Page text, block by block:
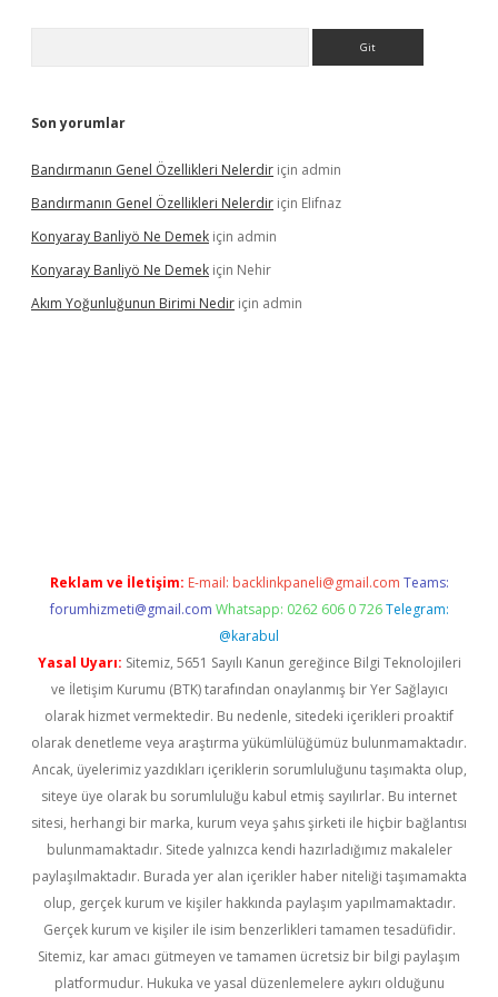
Son yorumlar
Bandırmanın Genel Özellikleri Nelerdir için admin
Bandırmanın Genel Özellikleri Nelerdir için Elifnaz
Konyaray Banliyö Ne Demek için admin
Konyaray Banliyö Ne Demek için Nehir
Akım Yoğunluğunun Birimi Nedir için admin
Reklam ve İletişim: E-mail: backlinkpaneli@gmail.com Teams:
forumhizmeti@gmail.com Whatsapp: 0262 606 0 726 Telegram:
@karabul
Yasal Uyarı: Sitemiz, 5651 Sayılı Kanun gereğince Bilgi Teknolojileri
ve İletişim Kurumu (BTK) tarafından onaylanmış bir Yer Sağlayıcı
olarak hizmet vermektedir. Bu nedenle, sitedeki içerikleri proaktif
olarak denetleme veya araştırma yükümlülüğümüz bulunmamaktadır.
Ancak, üyelerimiz yazdıkları içeriklerin sorumluluğunu taşımakta olup,
siteye üye olarak bu sorumluluğu kabul etmiş sayılırlar. Bu internet
sitesi, herhangi bir marka, kurum veya şahıs şirketi ile hiçbir bağlantısı
bulunmamaktadır. Sitede yalnızca kendi hazırladığımız makaleler
paylaşılmaktadır. Burada yer alan içerikler haber niteliği taşımamakta
olup, gerçek kurum ve kişiler hakkında paylaşım yapılmamaktadır.
Gerçek kurum ve kişiler ile isim benzerlikleri tamamen tesadüfidir.
Sitemiz, kar amacı gütmeyen ve tamamen ücretsiz bir bilgi paylaşım
platformudur. Hukuka ve yasal düzenlemelere aykırı olduğunu